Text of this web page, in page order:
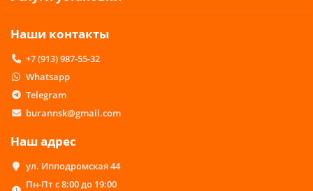
Наши контакты
+7 (913) 987-55-32
Whatsapp
Telegram
burannsk@gmail.com
Наш адрес
ул. Ипподромская 44
Пн-Пт с 8:00 до 19:00